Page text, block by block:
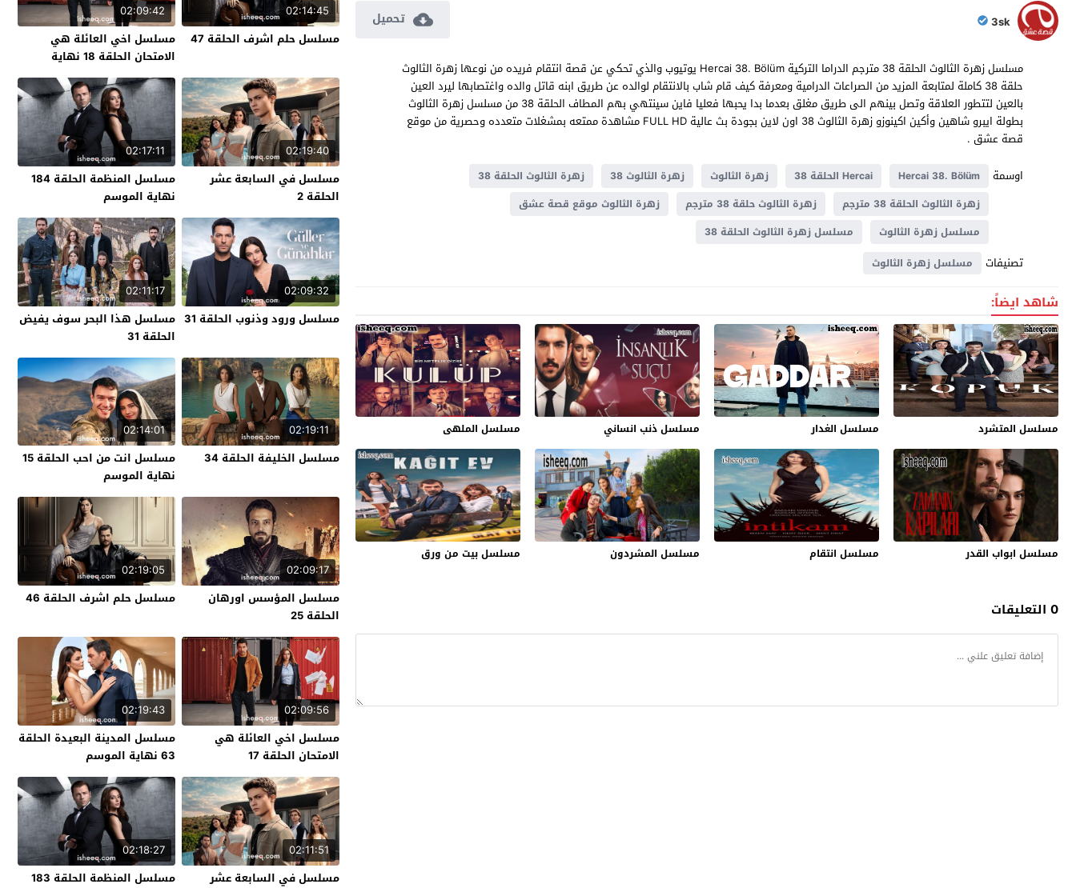
3sk تحميل
مسلسل زهرة الثالوث الحلقة 38 مترجم الدراما التركية Hercai 38. Bölüm يوتيوب والذي تحكي عن قصة انتقام فريده من نوعها زهرة الثالوث
حلقة 38 كاملة لمتابعة المزيد من الصراعات الدرامية ومعرفة كيف قام شاب بالانتقام لوالده عن طريق ابنه قاتل والده واغتصابها ليرد العين
بالعين لتتطور العلاقة وتصل بينهم الى طريق مغلق بعدما بدا يحبها فعليا فاين سينتهي بهم المطاف الحلقة 38 من مسلسل زهرة الثالوث
بطولة ايبرو شاهين وأكين اكينوزو زهرة الثالوث 38 اون لاين بجودة بث عالية FULL HD مشاهدة ممتعه بمشغلات متعدده وحصرية من موقع
قصة عشق .
اوسمة
Hercai 38. Bölüm Hercai الحلقة 38 زهرة الثالوث زهرة الثالوث 38
زهرة الثالوث الحلقة 38
زهرة الثالوث الحلقة 38 مترجم
زهرة الثالوث حلقة 38 مترجم
زهرة الثالوث موقع قصة عشق
مسلسل زهرة الثالوث
مسلسل زهرة الثالوث الحلقة 38
تصنيفات مسلسل زهرة الثالوث
شاهد ايضاً:
مسلسل المتشرد مسلسل الغدار مسلسل ذنب انساني مسلسل الملهى
مسلسل ابواب القدر مسلسل انتقام مسلسل المشردون مسلسل بيت من ورق
0 التعليقات
02:14:45
مسلسل حلم اشرف الحلقة 47
02:09:42
مسلسل اخي العائلة هي
الامتحان الحلقة 18 نهاية
الموسم
02:19:40
مسلسل في السابعة عشر
الحلقة 2
02:17:11
مسلسل المنظمة الحلقة 184
نهاية الموسم
02:09:32
مسلسل ورود وذنوب الحلقة 31
02:11:17
مسلسل هذا البحر سوف يفيض
الحلقة 31
02:19:11
مسلسل الخليفة الحلقة 34
02:14:01
مسلسل انت من احب الحلقة 15
نهاية الموسم
02:09:17
مسلسل المؤسس اورهان
الحلقة 25
02:19:05
مسلسل حلم اشرف الحلقة 46
02:09:56
مسلسل اخي العائلة هي
الامتحان الحلقة 17
02:19:43
مسلسل المدينة البعيدة الحلقة
63 نهاية الموسم
02:11:51
مسلسل في السابعة عشر
02:18:27
مسلسل المنظمة الحلقة 183